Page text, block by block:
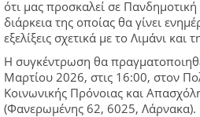
ότι μας προσκαλεί σε
διάρκεια της οποίας θα γίνει
εξελίξεις σχετικά με το Λιμάνι
Η συγκέντρωση θα
Μαρτίου 2026, στις 16:00, στον
Κοινωνικής Πρόνοιας και
(Φανερωμένης 62, 6025, Λάρνακα).